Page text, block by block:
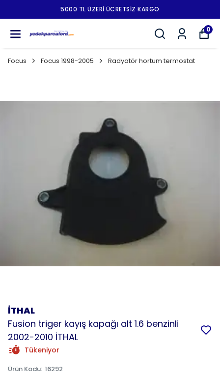
5000 TL ÜZERI ÜCRETSIZ KARGO
0
Focus Focus 1998-2005 Radyatör hortum termostat
İTHAL
Fusion triger kayış kapağı alt 1.6 benzinli
2002-2010 İTHAL
Tükeniyor
Ürün Kodu: 16292